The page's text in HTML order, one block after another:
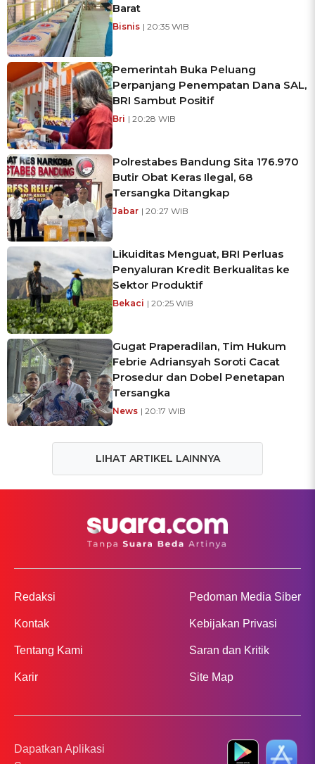
Barat
Bisnis | 20:35 WIB
Pemerintah Buka Peluang
Perpanjang Penempatan Dana SAL,
BRI Sambut Positif
Bri | 20:28 WIB
Polrestabes Bandung Sita 176.970
Butir Obat Keras Ilegal, 68
Tersangka Ditangkap
Jabar | 20:27 WIB
Likuiditas Menguat, BRI Perluas
Penyaluran Kredit Berkualitas ke
Sektor Produktif
Bekaci | 20:25 WIB
Gugat Praperadilan, Tim Hukum
Febrie Adriansyah Soroti Cacat
Prosedur dan Dobel Penetapan
Tersangka
News | 20:17 WIB
LIHAT ARTIKEL LAINNYA
Redaksi
Kontak
Tentang Kami
Karir
Pedoman Media Siber
Kebijakan Privasi
Saran dan Kritik
Site Map
Dapatkan Aplikasi